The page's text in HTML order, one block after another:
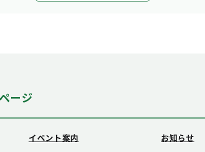
ージ
イベント案内
お知らせ